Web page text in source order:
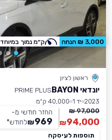
ראשון לציון
יונדאי BAYON
PRIME PLUS
2023 יד 1
40,000 ק״מ
97,000 ₪
94,000
₪
החזר חודשי מ-
969
₪לחודש*
תוספות לעיסקה
3,000 ₪ הנחה ק״מ נמוך במיוחד